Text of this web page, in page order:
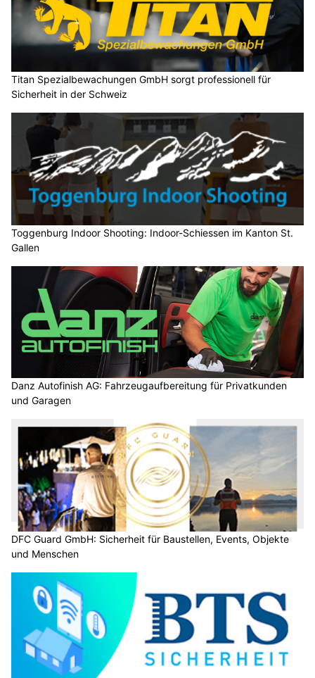
Titan Spezialbewachungen GmbH sorgt professionell für
Sicherheit in der Schweiz
Toggenburg Indoor Shooting: Indoor-Schiessen im Kanton St.
Gallen
Danz Autofinish AG: Fahrzeugaufbereitung für Privatkunden
und Garagen
DFC Guard GmbH: Sicherheit für Baustellen, Events, Objekte
und Menschen